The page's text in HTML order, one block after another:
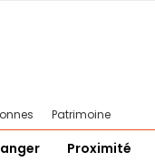
Patrimoine
Proximité